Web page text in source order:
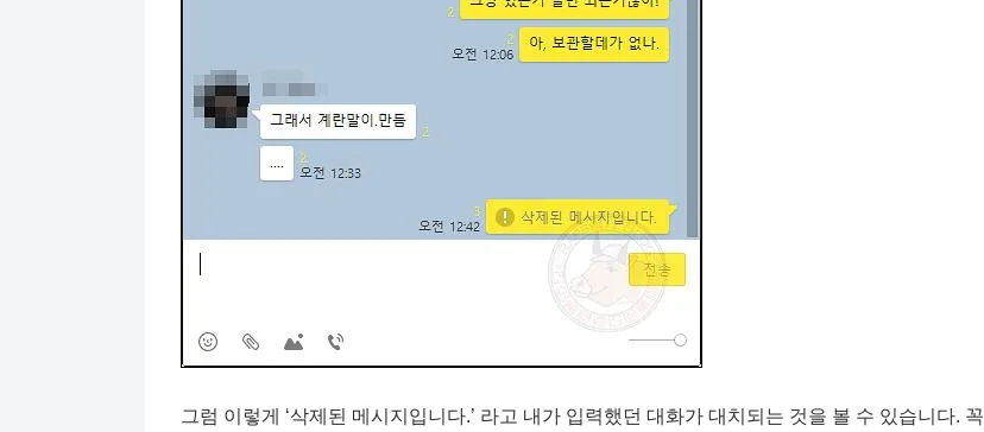
그럼 이렇게 ‘삭제된 메시지입니다.’ 라고 내가 입력했던 대화가 대치되는 것을 볼 수 있습니다. 꼭